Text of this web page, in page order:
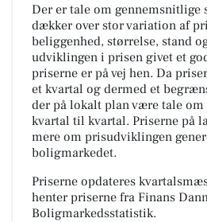
Der er tale om gennemsnitlige
dækker over stor variation af
beliggenhed, størrelse, stand
udviklingen i prisen givet et
priserne er på vej hen. Da
et kvartal og dermed et
der på lokalt plan være tale
kvartal til kvartal. Priserne på
mere om prisudviklingen
boligmarkedet.
Priserne opdateres
henter priserne fra Finans
Boligmarkedsstatistik.